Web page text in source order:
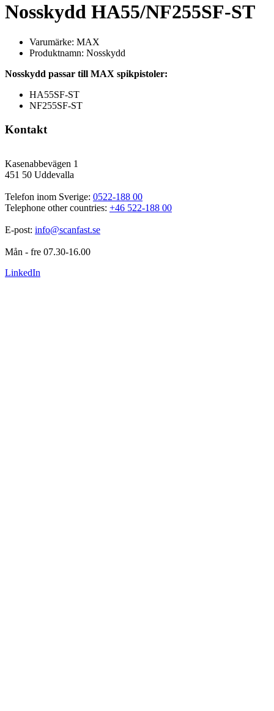
Nosskydd HA55/NF255SF-ST
Varumärke: MAX
Produktnamn: Nosskydd
Nosskydd passar till MAX spikpistoler:
HA55SF-ST
NF255SF-ST
Kontakt
Kasenabbevägen 1
451 50 Uddevalla
Telefon inom Sverige: 0522-188 00
Telephone other countries: +46 522-188 00
E-post: info@scanfast.se
Mån - fre 07.30-16.00
LinkedIn